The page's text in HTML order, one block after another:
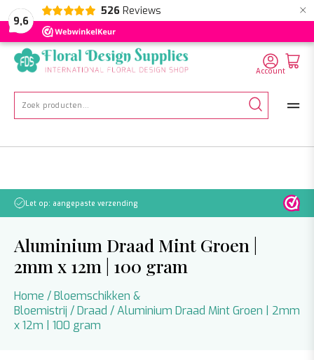
9,6
526 Reviews ×
NL EN DE
Zoeken
Account
Let op: aangepaste verzending
Aluminium Draad Mint Groen |
2mm x 12m | 100 gram
Home /Bloemschikken &
Bloemistrij /Draad / Aluminium Draad Mint Groen | 2mm
x 12m | 100 gram